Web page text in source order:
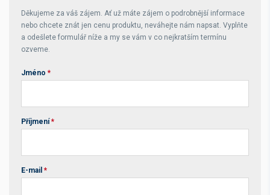
Děkujeme za váš zájem. Ať už máte zájem o podrobnější informace
nebo chcete znát jen cenu produktu, neváhejte nám napsat. Vyplňte
a odešlete formulář níže a my se vám v co nejkratším termínu
ozveme.
Jméno *
Příjmení *
E-mail *